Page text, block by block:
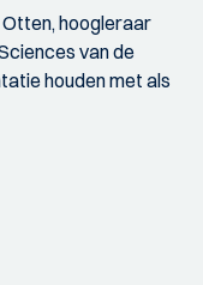
Otten, hoogleraar
van de
houden met als